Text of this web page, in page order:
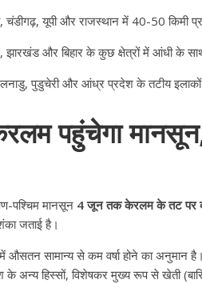
चंडीगढ़, यूपी और राजस्थान में 40-50 किमी
झारखंड और बिहार के कुछ क्षेत्रों में आंधी के
पुडुचेरी और आंध्र प्रदेश के तटीय इलाकों
पहुंचेगा मानसून,
पश्चिम मानसून 4 जून तक केरलम के तट पर
जताई है।
सामान्य से कम वर्षा होने का अनुमान है।
के अन्य हिस्सों, विशेषकर मुख्य रूप से खेती
All Rights News Bareilly
Pradesh
समाजवादी पार्टी ने
खिलाफ प्रदर्शन